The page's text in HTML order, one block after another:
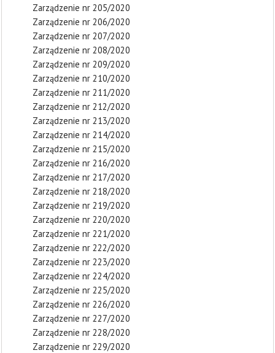
Zarządzenie nr 205/2020
Zarządzenie nr 206/2020
Zarządzenie nr 207/2020
Zarządzenie nr 208/2020
Zarządzenie nr 209/2020
Zarządzenie nr 210/2020
Zarządzenie nr 211/2020
Zarządzenie nr 212/2020
Zarządzenie nr 213/2020
Zarządzenie nr 214/2020
Zarządzenie nr 215/2020
Zarządzenie nr 216/2020
Zarządzenie nr 217/2020
Zarządzenie nr 218/2020
Zarządzenie nr 219/2020
Zarządzenie nr 220/2020
Zarządzenie nr 221/2020
Zarządzenie nr 222/2020
Zarządzenie nr 223/2020
Zarządzenie nr 224/2020
Zarządzenie nr 225/2020
Zarządzenie nr 226/2020
Zarządzenie nr 227/2020
Zarządzenie nr 228/2020
Zarządzenie nr 229/2020